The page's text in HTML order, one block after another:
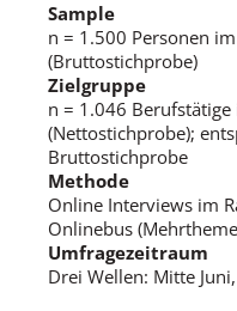
Sample
n = 1.500 Personen
(Bruttostichprobe)
Zielgruppe
n = 1.046
(Nettostichprobe);
Bruttostichprobe
Methode
Online Interviews im
Onlinebus
Umfragezeitraum
Drei Wellen: Mitte